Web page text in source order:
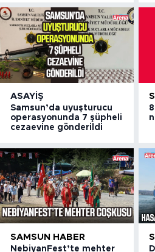
ASAYIŞ
Samsun’da uyuşturucu
operasyonunda 7 şüpheli
cezaevine gönderildi
SAMSUN HABER
NebiyanFest’te mehter